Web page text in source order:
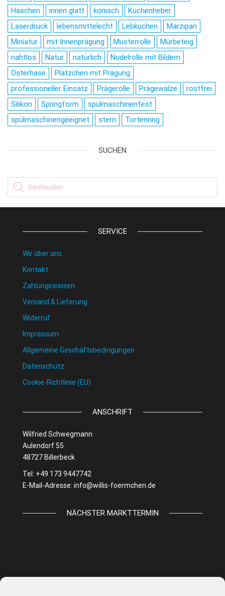
Häschen
innen glatt konisch
Kuchenheber
Laserdruck
lebensmittelecht Lebkuchen
Marzipan
Miniatur
mit Innenprägung Musterrolle
Mürbeteig
nahtlos
Natur natürlich
Nudelrolle mit Bildern
Osterhase
Plätzchen mit Prägung
professioneller Einsatz
Prägerolle Prägewalze
rostfrei
Silikon
Springform
spülmaschinenfest
spülmaschinengeeignet
stern Tortenring
SUCHEN
Products search
SERVICE
Wir über uns
Kontakt
Zahlungsweisen
Versand & Lieferung
Widerruf
Impressum
Allgemeine Geschäftsbedingungen
Datenschutz
Cookie-Richtlinie (EU)
ANSCHRIFT
Wilfried Schwegmann
Aulendorf 55
48727 Billerbeck
Tel: +49 173 9447742
E-Mail-Adresse: info@willis-foermchen.de
NÄCHSTER MARKTTERMIN